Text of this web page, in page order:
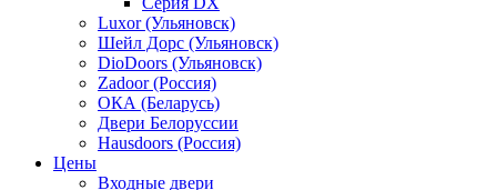
Luxor (Ульяновск)
Шейл Дорс (Ульяновск)
DioDoors (Ульяновск)
Zadoor (Россия)
ОКА (Беларусь)
Двери Белоруссии
Hausdoors (Россия)
Цены
Входные двери